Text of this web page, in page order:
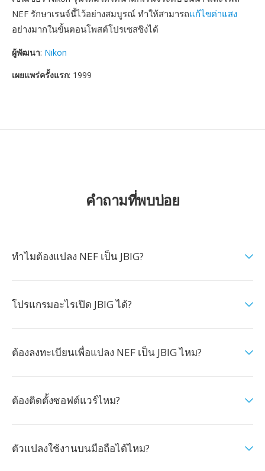
NEF รักษาเรนจ์นี้ไว้อย่างสมบูรณ์ ทำให้สามารถแก้ไขค่าแสง
อย่างมากในขั้นตอนโพสต์โปรเซสซิงได้
ผู้พัฒนา: Nikon
เผยแพร่ครั้งแรก: 1999
คำถามที่พบบ่อย
ทำไมต้องแปลง NEF เป็น JBIG?
โปรแกรมอะไรเปิด JBIG ได้?
ต้องลงทะเบียนเพื่อแปลง NEF เป็น JBIG ไหม?
ต้องติดตั้งซอฟต์แวร์ไหม?
ตัวแปลงใช้งานบนมือถือได้ไหม?